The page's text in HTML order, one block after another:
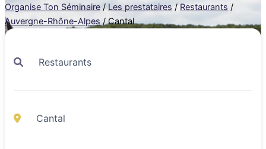
Organise Ton Séminaire / Les prestataires / Restaurants /
Auvergne-Rhône-Alpes / Cantal